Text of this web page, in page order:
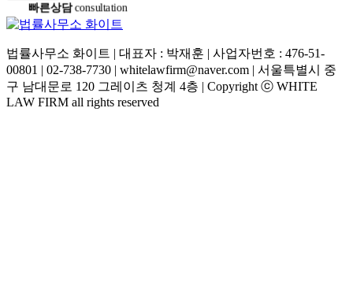
빠른상담consultation
법률사무소 화이트 | 대표자 : 박재훈 | 사업자번호 : 476-51-
00801 | 02-738-7730 | whitelawfirm@naver.com | 서울특별시 중
구 남대문로 120 그레이츠 청계 4층 | Copyright ⓒ WHITE
LAW FIRM all rights reserved